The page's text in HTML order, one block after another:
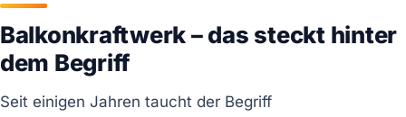
Balkonkraftwerk – das steckt hinter
dem Begriff
Seit einigen Jahren taucht der Begriff